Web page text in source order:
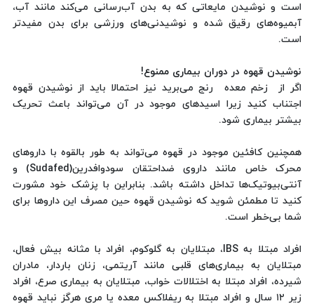
است و نوشیدن مایعاتی که به بدن آب‌رسانی می‌کند مانند آب،
آبمیوه‌های رقیق شده و نوشیدنی‌های ورزشی برای بدن مفیدتر
است.
نوشیدن قهوه در دوران بیماری ممنوع!
اگر از زخم معده رنج می‌برید نیز احتمالا باید از نوشیدن قهوه
اجتناب کنید زیرا اسیدهای موجود در آن می‌تواند باعث تحریک
بیشتر بیماری شود.
همچنین کافئین موجود در قهوه می‌تواند به‌ طور بالقوه با داروهای
محرک خاص مانند داروی ضداحتقان سودوافدرین(Sudafed) و
آنتی‌بیوتیک‌ها تداخل داشته باشد. بنابراین با پزشک خود مشورت
کنید تا مطمئن شوید که نوشیدن قهوه حین مصرف این داروها برای
شما بی‌خطر است.
افراد مبتلا به IBS، مبتلایان به گلوکوم، افراد با مثانه بیش فعال،
مبتلایان به بیماری‌های قلبی مانند آریتمی، زنان باردار، مادران
شیرده، افراد مبتلا به اختلالات خواب، مبتلایان به بیماری صرع، افراد
زیر ۱۲ سال و افراد مبتلا به ریفلاکس معده‌ یا مری هرگز نباید قهوه